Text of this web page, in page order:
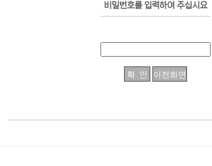
비밀번호를 입력하여 주십시요